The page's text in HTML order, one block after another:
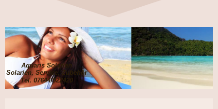
Aquaris Solarien
Solarien, Service, Zubehör
Tel. 07644/922420